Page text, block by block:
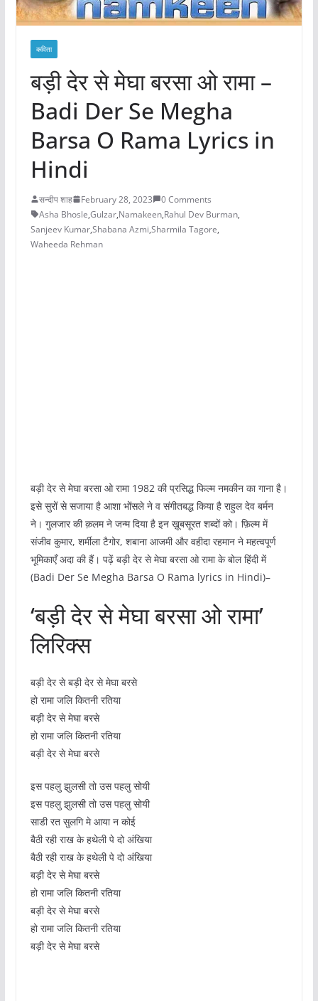
कविता
बड़ी देर से मेघा बरसा ओ रामा –
Badi Der Se Megha
Barsa O Rama Lyrics in
Hindi
सन्दीप शाह February 28, 2023
0 Comments
Asha Bhosle,Gulzar,Namakeen,Rahul Dev Burman,
Sanjeev Kumar,Shabana Azmi,Sharmila Tagore,
Waheeda Rehman
बड़ी देर से मेघा बरसा ओ रामा 1982 की प्रसिद्ध फिल्म नमकीन का गाना है।
इसे सुरों से सजाया है आशा भोंसले ने व संगीतबद्ध किया है राहुल देव बर्मन
ने। गुलजार की क़लम ने जन्म दिया है इन ख़ूबसूरत शब्दों को। फ़िल्म में
संजीव कुमार, शर्मीला टैगोर, शबाना आजमी और वहीदा रहमान ने महत्वपूर्ण
भूमिकाएँ अदा की हैं। पढ़ें बड़ी देर से मेघा बरसा ओ रामा के बोल हिंदी में
(Badi Der Se Megha Barsa O Rama lyrics in Hindi)–
‘बड़ी देर से मेघा बरसा ओ रामा’
लिरिक्स
बड़ी देर से बड़ी देर से मेघा बरसे
हो रामा जलि कितनी रतिया
बड़ी देर से मेघा बरसे
हो रामा जलि कितनी रतिया
बड़ी देर से मेघा बरसे
इस पहलु झुलसी तो उस पहलु सोयी
इस पहलु झुलसी तो उस पहलु सोयी
साडी रत सुलगि मे आया न कोई
बैठी रही राख के हथेली पे दो अंखिया
बैठी रही राख के हथेली पे दो अंखिया
बड़ी देर से मेघा बरसे
हो रामा जलि कितनी रतिया
बड़ी देर से मेघा बरसे
हो रामा जलि कितनी रतिया
बड़ी देर से मेघा बरसे